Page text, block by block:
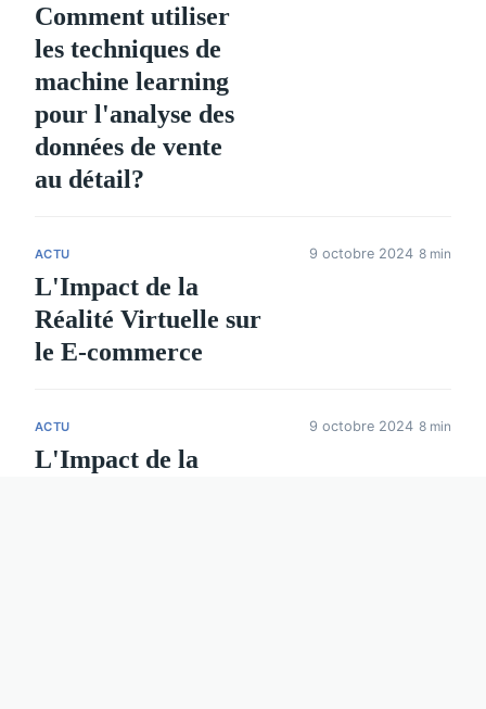
Comment utiliser
les techniques de
machine learning
pour l'analyse des
données de vente
au détail?
ACTU
L'Impact de la
Réalité Virtuelle sur
le E-commerce
9 octobre 2024 8 min
ACTU
L'Impact de la
9 octobre 2024 8 min